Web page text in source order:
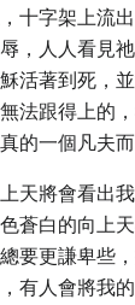
十字架上流
，人人看見
活著到死，
法跟得上的
的一個凡夫而
天將會看出
蒼白的向上
要更謙卑些
有人會將我